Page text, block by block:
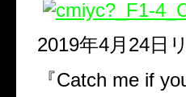
2019年4月24日
『Catch me if